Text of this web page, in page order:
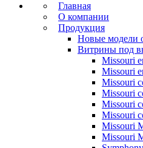
Главная
О компании
Продукция
Новые модели
Витрины под
Missouri
Missouri
Missouri
Missouri
Missouri
Missouri
Missouri
Missouri